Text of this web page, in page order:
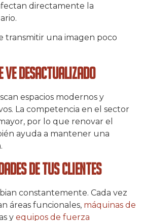
directamente la
transmitir una imagen poco
ve desactualizado
espacios modernos y
La competencia en el sector
por lo que renovar el
ayuda a mantener una
de tus clientes
constantemente. Cada vez
áreas funcionales, máquinas de
y equipos de fuerza